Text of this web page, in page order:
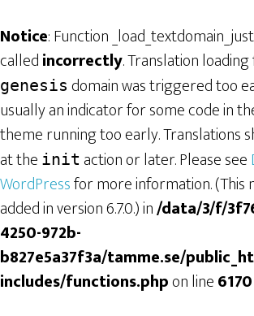
Notice: Function
calledincorrectly. Translation
genesis domain was triggered too
usually an indicator for some code in
theme running too early. Translations
at the init action or later. Please see
WordPressfor more information. (This
added in version 6.7.0.) in/data/3/f/
4250-972b-
b827e5a37f3a/tamme.se/
includes/functions.phpon line6170